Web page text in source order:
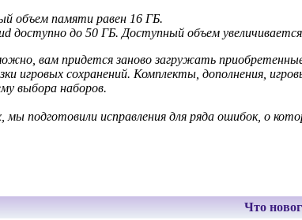
объем памяти равен 16 ГБ.
доступно до 50 ГБ. Доступный объем
вам придется заново загружать
игровых сохранений. Комплекты, дополнения,
выбора наборов.
подготовили исправления для ряда ошибок, о
Что